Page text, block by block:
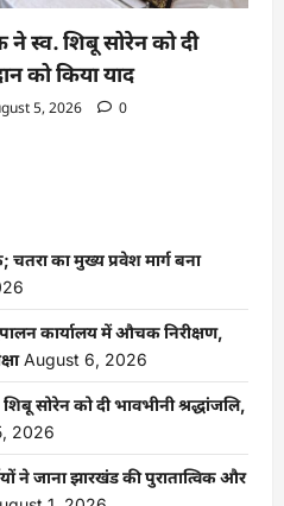
स्व. शिबू सोरेन को दी
को किया याद
5, 2026 0
का मुख्य प्रवेश मार्ग बना
कार्यालय में औचक निरीक्षण,
August 6, 2026
सोरेन को दी भावभीनी श्रद्धांजलि,
2026
ने जाना झारखंड की पुरातात्विक और